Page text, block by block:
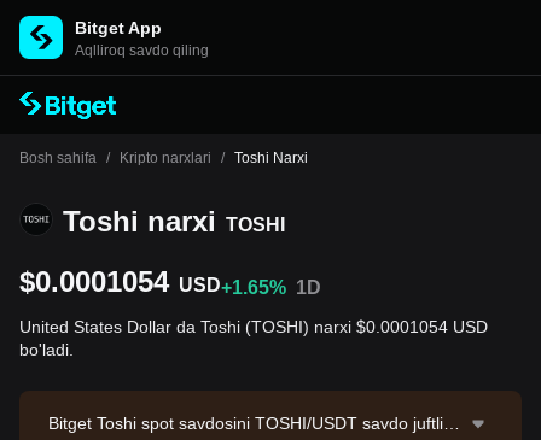
Bitget App
Aqlliroq savdo qiling
Bosh sahifa / Kripto narxlari / Toshi Narxi
Toshi narxi TOSHI
$0.0001054 USD+1.65% 1D
United States Dollar da Toshi (TOSHI) narxi $0.0001054 USD
bo'ladi.
Bitget Toshi spot savdosini TOSHI/USDT savdo juftligi